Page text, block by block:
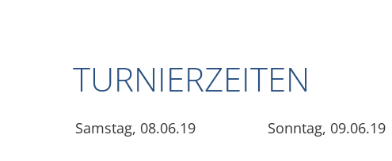
TURNIERZEITEN
Samstag, 08.06.19 Sonntag, 09.06.19